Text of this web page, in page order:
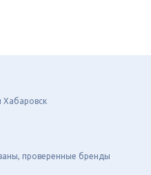
Хабаровск
проверенные бренды